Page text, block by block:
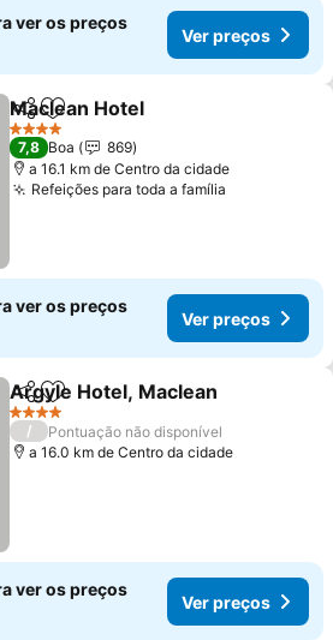
ver os preços
Ver preços
PartilharAdicionar aos favoritos
Maclean Hotel
4 Estrelas
7,8 Boa
869
a 16.1 km de Centro da cidade
Refeições para toda a família
ver os preços
Ver preços
PartilharAdicionar aos favoritos
Argyle Hotel, Maclean
4 Estrelas
/
Pontuação não disponível
a 16.0 km de Centro da cidade
ver os preços
Ver preços